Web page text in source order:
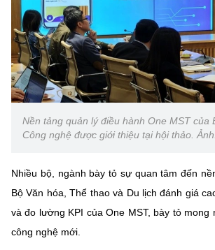
Nền tảng quản lý điều hành One MST của
Công nghệ được giới thiệu tại hội thảo.
Nhiều bộ, ngành bày tỏ sự quan tâm đến
Bộ Văn hóa, Thể thao và Du lịch đánh giá
và đo lường KPI của One MST, bày tỏ mong
công nghệ mới.